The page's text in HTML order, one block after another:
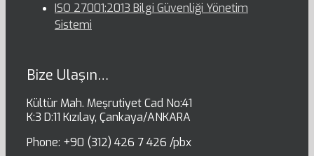
ISO 27001:2013 Bilgi Güvenliği Yönetim
Sistemi
Bize Ulaşın…
Kültür Mah. Meşrutiyet Cad No:41
K:3 D:11 Kızılay, Çankaya/ANKARA
Phone: +90 (312) 426 7 426 /pbx